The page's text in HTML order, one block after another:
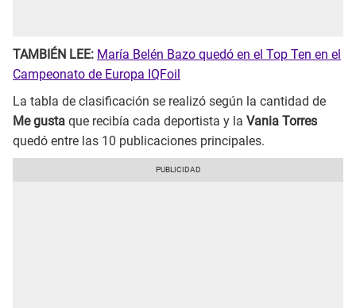
TAMBIÉN LEE: María Belén Bazo quedó en el Top Ten en el
Campeonato de Europa IQFoil
La tabla de clasificación se realizó según la cantidad de
Me gusta que recibía cada deportista y la Vania Torres
quedó entre las 10 publicaciones principales.